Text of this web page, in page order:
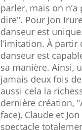
parler, mais on
dire". Pour Jon
danseur est
l’imitation. À partir
danseur est
sa manière. Ainsi,
jamais deux fois
aussi cela la
dernière création,
face), Claude et
spectacle